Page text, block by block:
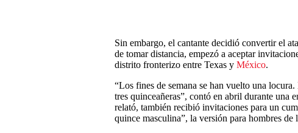
Sin embargo, el cantante decidió convertir el
de tomar distancia, empezó a aceptar
distrito fronterizo entre Texas y México.
“Los fines de semana se han vuelto una
tres quinceañeras”, contó en abril durante una
relató, también recibió invitaciones para un
quince masculina”, la versión para hombres de